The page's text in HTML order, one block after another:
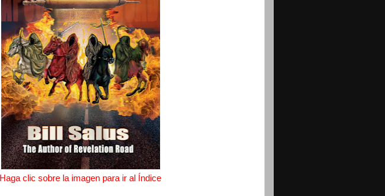
Haga clic sobre la imagen para ir al Índice